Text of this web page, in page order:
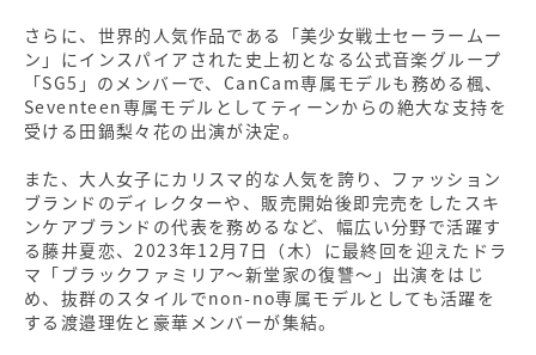
さらに、世界的人気作品である「美少女戦士セーラームー
ン」にインスパイアされた史上初となる公式音楽グループ
「SG5」のメンバーで、CanCam専属モデルも務める楓、
Seventeen専属モデルとしてティーンからの絶大な支持を
受ける田鍋梨々花の出演が決定。
また、大人女子にカリスマ的な人気を誇り、ファッション
ブランドのディレクターや、販売開始後即完売をしたスキ
ンケアブランドの代表を務めるなど、幅広い分野で活躍す
る藤井夏恋、2023年12月7日（木）に最終回を迎えたドラ
マ「ブラックファミリア～新堂家の復讐〜」出演をはじ
め、抜群のスタイルでnon-no専属モデルとしても活躍を
する渡邉理佐と豪華メンバーが集結。